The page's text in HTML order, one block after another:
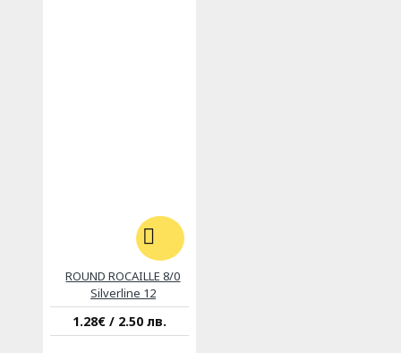
ROUND ROCAILLE 8/0
Silverline 12
1.28€ / 2.50 лв.